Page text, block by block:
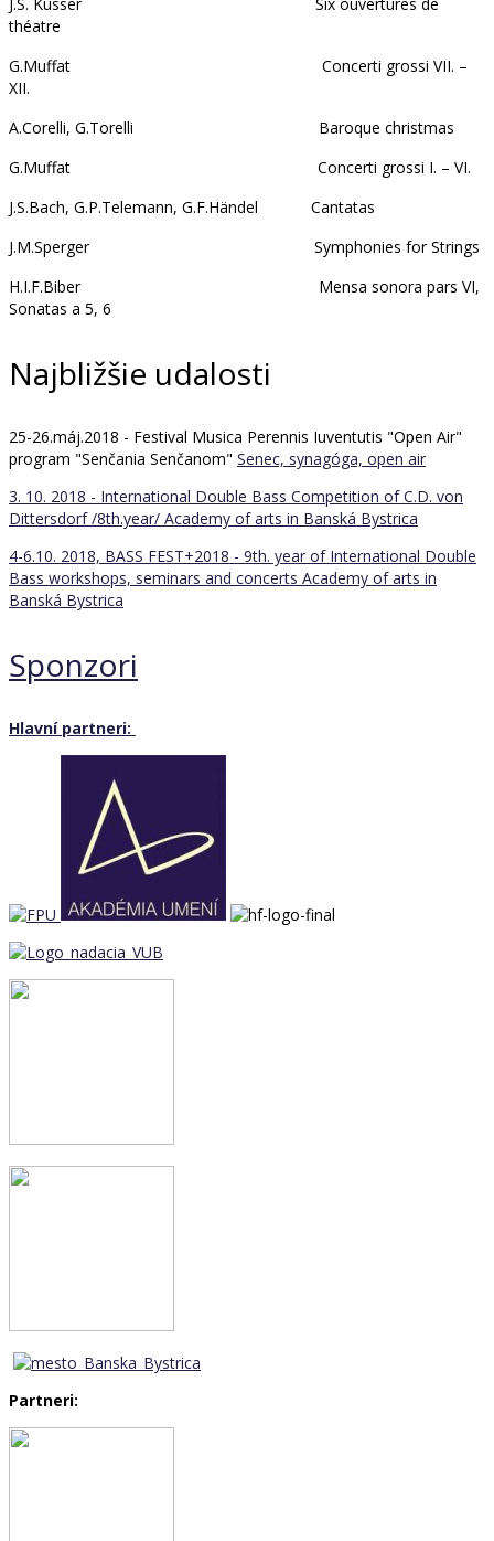
théatre
G.Muffat Concerti grossi VII. –
XII.
A.Corelli, G.Torelli Baroque christmas
G.Muffat Concerti grossi I. – VI.
J.S.Bach, G.P.Telemann, G.F.Händel Cantatas
J.M.Sperger Symphonies for Strings
H.I.F.Biber Mensa sonora pars VI,
Sonatas a 5, 6
Najbližšie udalosti
25-26.máj.2018 - Festival Musica Perennis Iuventutis "Open Air"
program "Senčania Senčanom" Senec, synagóga, open air
3. 10. 2018 - International Double Bass Competition of C.D. von
Dittersdorf /8th.year/ Academy of arts in Banská Bystrica
4-6.10. 2018, BASS FEST+2018 - 9th. year of International Double
Bass workshops, seminars and concerts Academy of arts in
Banská Bystrica
Sponzori
Hlavní partneri:
Partneri: